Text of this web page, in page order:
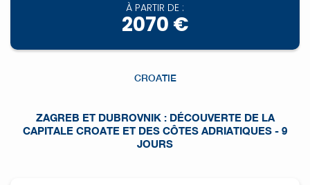
À PARTIR DE :
2070 €
CROATIE
ZAGREB ET DUBROVNIK : DÉCOUVERTE DE LA
CAPITALE CROATE ET DES CÔTES ADRIATIQUES - 9
JOURS